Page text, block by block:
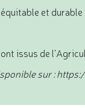
et durable
issus de
sur :